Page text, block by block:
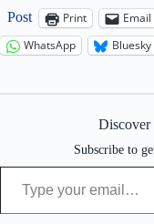
Post Print Email
WhatsApp
Bluesky
Discover
Subscribe to
Type your email…